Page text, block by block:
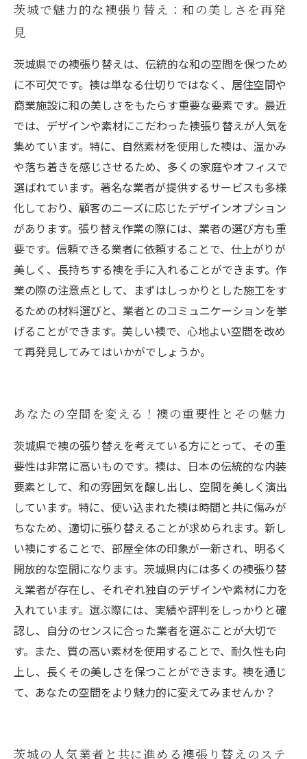
襖張り替えの注意点とは？業者選びのポイント
心地よい空間を実現するための襖張り替えの秘
訣
美しい襖が生み出す癒しの空間：あなたも試し
てみる価値あり
茨城で魅力的な襖張り替え：和の美しさを再発
見
茨城県での襖張り替えは、伝統的な和の空間を保つため
に不可欠です。襖は単なる仕切りではなく、居住空間や
商業施設に和の美しさをもたらす重要な要素です。最近
では、デザインや素材にこだわった襖張り替えが人気を
集めています。特に、自然素材を使用した襖は、温かみ
や落ち着きを感じさせるため、多くの家庭やオフィスで
選ばれています。著名な業者が提供するサービスも多様
化しており、顧客のニーズに応じたデザインオプション
があります。張り替え作業の際には、業者の選び方も重
要です。信頼できる業者に依頼することで、仕上がりが
美しく、長持ちする襖を手に入れることができます。作
業の際の注意点として、まずはしっかりとした施工をす
るための材料選びと、業者とのコミュニケーションを挙
げることができます。美しい襖で、心地よい空間を改め
て再発見してみてはいかがでしょうか。
あなたの空間を変える！襖の重要性とその魅力
茨城県で襖の張り替えを考えている方にとって、その重
要性は非常に高いものです。襖は、日本の伝統的な内装
要素として、和の雰囲気を醸し出し、空間を美しく演出
しています。特に、使い込まれた襖は時間と共に傷みが
ちなため、適切に張り替えることが求められます。新し
い襖にすることで、部屋全体の印象が一新され、明るく
開放的な空間になります。茨城県内には多くの襖張り替
え業者が存在し、それぞれ独自のデザインや素材に力を
入れています。選ぶ際には、実績や評判をしっかりと確
認し、自分のセンスに合った業者を選ぶことが大切で
す。また、質の高い素材を使用することで、耐久性も向
上し、長くその美しさを保つことができます。襖を通じ
て、あなたの空間をより魅力的に変えてみませんか？
茨城の人気業者と共に進める襖張り替えのステ